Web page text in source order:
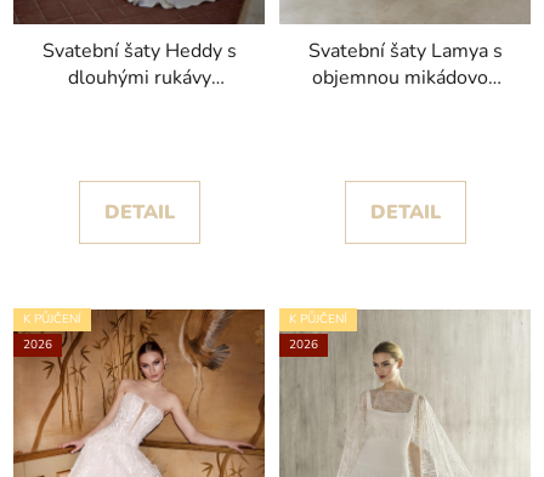
Svatební šaty Heddy s
dlouhými rukávy
DETAIL
Svatební šaty Lamya s
objemnou mikádovou
DETAIL
K PŮJČENÍ
2026
K PŮJČENÍ
2026